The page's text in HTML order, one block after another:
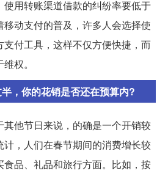
用转账渠道借款的纠纷率要低于
动支付的普及，许多人会选择使
支付工具，这样不仅方便快捷，而
权。
，你的花销是否还在预算内?
他节日来说，的确是一个开销较
计，人们在春节期间的消费增长较
食品、礼品和旅行方面。比如，按